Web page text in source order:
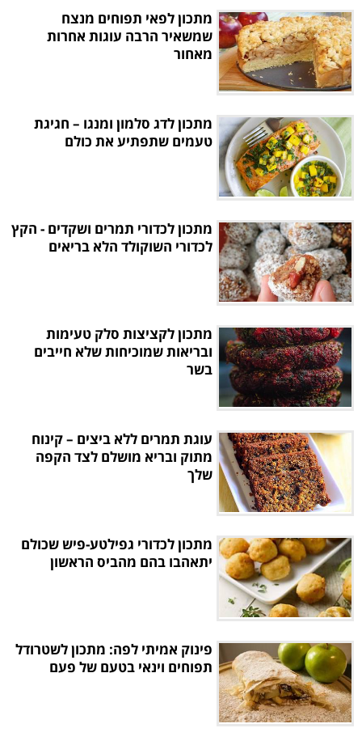
מתכון לפאי תפוחים מנצח
שמשאיר הרבה עוגות אחרות
מאחור
מתכון לדג סלמון ומנגו – חגיגת
טעמים שתפתיע את כולם
מתכון לכדורי תמרים ושקדים - הקץ
לכדורי השוקולד הלא בריאים
מתכון לקציצות סלק טעימות
ובריאות שמוכיחות שלא חייבים
בשר
עוגת תמרים ללא ביצים – קינוח
מתוק ובריא מושלם לצד הקפה
שלך
מתכון לכדורי גפילטע-פיש שכולם
יתאהבו בהם מהביס הראשון
פינוק אמיתי לפה: מתכון לשטרודל
תפוחים וינאי בטעם של פעם